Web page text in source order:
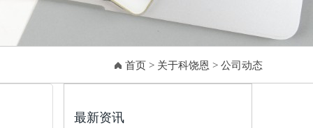
首页 > 关于科饶恩 > 公司动态
最新资讯